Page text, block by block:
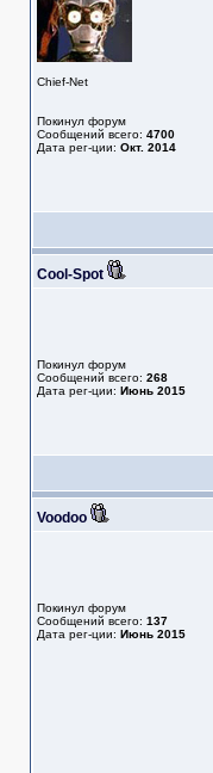
Chief-Net
Покинул форум
Сообщений всего: 4700
Дата рег-ции: Окт. 2014
Cool-Spot
Покинул форум
Сообщений всего: 268
Дата рег-ции: Июнь 2015
Voodoo
Покинул форум
Сообщений всего: 137
Дата рег-ции: Июнь 2015